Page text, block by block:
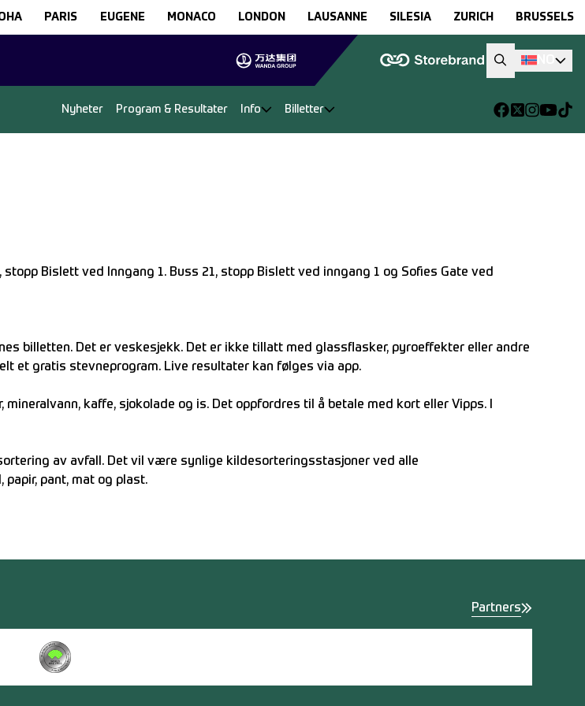
PARIS EUGENE MONACO LONDON LAUSANNE SILESIA ZURICH BRUSSELS
Nyheter Program & Resultater Info Billetter
Bislett ved Inngang 1. Buss 21, stopp Bislett ved inngang 1 og Sofies Gate ved
billetten. Det er veskesjekk. Det er ikke tillatt med glassflasker, pyroeffekter eller andre
et gratis stevneprogram. Live resultater kan følges via app.
kaffe, sjokolade og is. Det oppfordres til å betale med kort eller Vipps. I
av avfall. Det vil være synlige kildesorteringsstasjoner ved alle
pant, mat og plast.
Partners